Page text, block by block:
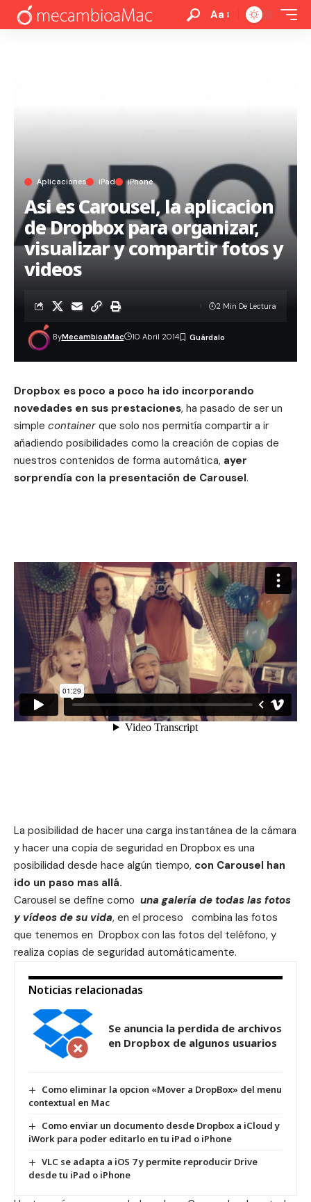
Aa
Aplicaciones iPad iPhone
Asi es Carousel, la aplicacion
de Dropbox para organizar,
visualizar y compartir fotos y
videos
ByMecambioaMac 10 Abril 2014
2 Min De Lectura
Dropbox es poco a poco ha ido incorporando
novedades en sus prestaciones, ha pasado de ser un
simple container que solo nos permitía compartir a ir
añadiendo posibilidades como la creación de copias de
nuestros contenidos de forma automática, ayer
sorprendía con la presentación de Carousel.
La posibilidad de hacer una carga instantánea de la cámara
y hacer una copia de seguridad en Dropbox es una
posibilidad desde hace algún tiempo, con Carousel han
ido un paso mas allá.
Carousel se define como una galería de todas las fotos
y vídeos de su vida, en el proceso combina las fotos
que tenemos en Dropbox con las fotos del teléfono, y
realiza copias de seguridad automáticamente.
Noticias relacionadas
Se anuncia la perdida de archivos
en Dropbox de algunos usuarios
Como eliminar la opcion «Mover a DropBox» del menu
contextual en Mac
Como enviar un documento desde Dropbox a iCloud y
iWork para poder editarlo en tu iPad o iPhone
VLC se adapta a iOS 7 y permite reproducir Drive
desde tu iPad o iPhone